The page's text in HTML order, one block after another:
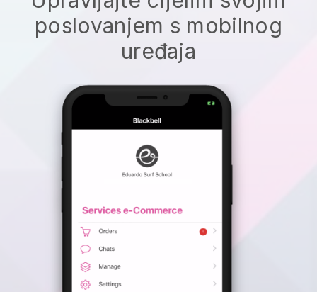
poslovanjem s mobilnog
uređaja